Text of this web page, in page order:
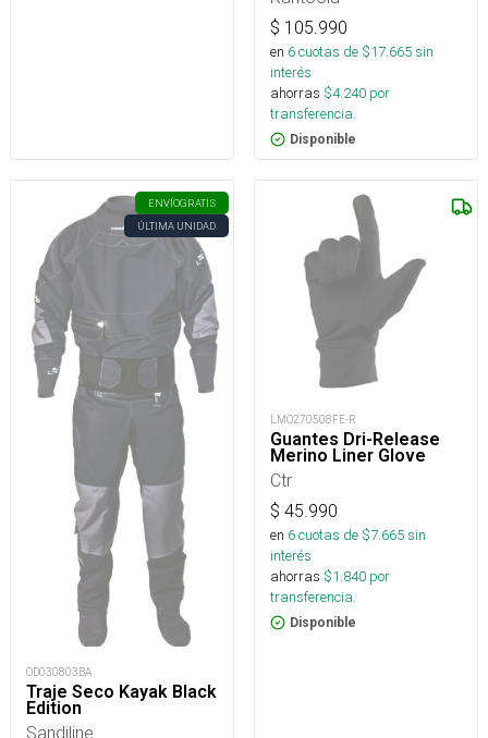
$ 105.990
en 6cuotas de $17.665sin
interés
ahorras $4.240 por
transferencia.
Disponible
ENVÍOGRATIS
ÚLTIMA UNIDAD
OD030803BA
Traje Seco Kayak Black
Edition
Sandiline
LMO270508FE-R
Guantes Dri-Release
Merino Liner Glove
Ctr
$ 45.990
en 6cuotas de $7.665sin
interés
ahorras $1.840 por
transferencia.
Disponible